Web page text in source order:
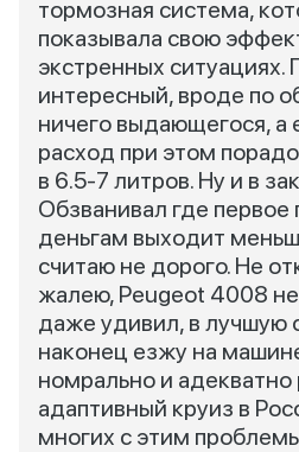
тормозная система,
показывала свою
экстренных
интересный, вроде по
ничего выдающегося, а
расход при этом
в 6.5-7 литров. Ну и в
Обзванивал где первое
деньгам выходит
считаю не дорого. Не
жалею, Peugeot 4008 не
даже удивил, в лучшую
наконец езжу на
номрально и адекватно
адаптивный круиз в
многих с этим